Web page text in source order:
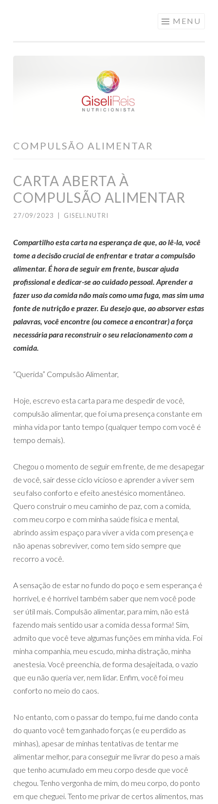
MENU
COMPULSÃO ALIMENTAR
CARTA ABERTA À
COMPULSÃO ALIMENTAR
27/09/2023 GISELI.NUTRI
Compartilho esta carta na esperança de que, ao lê-la, você
tome a decisão crucial de enfrentar e tratar a compulsão
alimentar. É hora de seguir em frente, buscar ajuda
profissional e dedicar-se ao cuidado pessoal. Aprender a
fazer uso da comida não mais como uma fuga, mas sim uma
fonte de nutrição e prazer. Eu desejo que, ao absorver estas
palavras, você encontre (ou comece a encontrar) a força
necessária para reconstruir o seu relacionamento com a
comida.
“Querida” Compulsão Alimentar,
Hoje, escrevo esta carta para me despedir de você,
compulsão alimentar, que foi uma presença constante em
minha vida por tanto tempo (qualquer tempo com você é
tempo demais).
Chegou o momento de seguir em frente, de me desapegar
de você, sair desse ciclo vicioso e aprender a viver sem
seu falso conforto e efeito anestésico momentâneo.
Quero construir o meu caminho de paz, com a comida,
com meu corpo e com minha saúde física e mental,
abrindo assim espaço para viver a vida com presença e
não apenas sobreviver, como tem sido sempre que
recorro a você.
A sensação de estar no fundo do poço e sem esperança é
horrível, e é horrível também saber que nem você pode
ser útil mais. Compulsão alimentar, para mim, não está
fazendo mais sentido usar a comida dessa forma! Sim,
admito que você teve algumas funções em minha vida. Foi
minha companhia, meu escudo, minha distração, minha
anestesia. Você preenchia, de forma desajeitada, o vazio
que eu não queria ver, nem lidar. Enfim, você foi meu
conforto no meio do caos.
No entanto, com o passar do tempo, fui me dando conta
do quanto você tem ganhado forças (e eu perdido as
minhas), apesar de minhas tentativas de tentar me
alimentar melhor, para conseguir me livrar do peso a mais
que tenho acumulado em meu corpo desde que você
chegou. Tenho vergonha de mim, do meu corpo, do ponto
em que cheguei. Tento me privar de certos alimentos, mas